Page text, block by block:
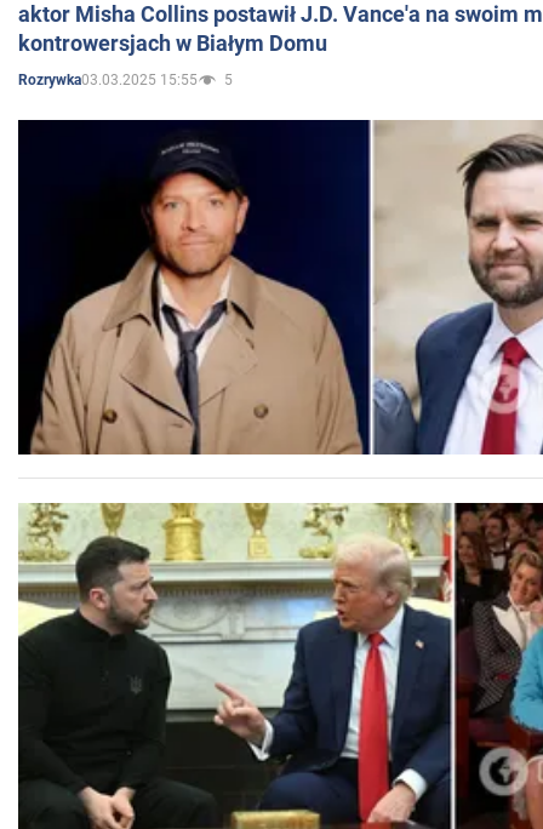
aktor Misha Collins postawił J.D. Vance'a na swoim
kontrowersjach w Białym Domu
Rozrywka03.03.2025 15:55 5